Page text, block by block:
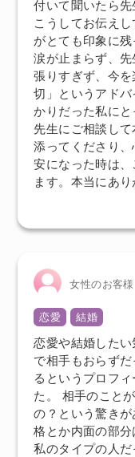
付いて聞いたら
こうしてお伝え
がとても印象に
涙が止まらず、
張りすぎず、今
切」というアド
かりだった私にと
先生にご相談し
添ってくださり
安になった時は
ます。本当にあ
女性のお客様
恋愛 結婚
恋愛や結婚した
で相手もおらず
るというプロフ
た。 相手のこと
の？という驚き
格とか内面の部
私のタイプの人